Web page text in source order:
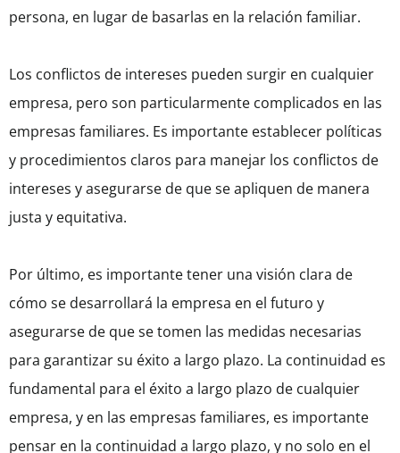
persona, en lugar de basarlas en la relación familiar.
Los conflictos de intereses pueden surgir en cualquier
empresa, pero son particularmente complicados en las
empresas familiares. Es importante establecer políticas
y procedimientos claros para manejar los conflictos de
intereses y asegurarse de que se apliquen de manera
justa y equitativa.
Por último, es importante tener una visión clara de
cómo se desarrollará la empresa en el futuro y
asegurarse de que se tomen las medidas necesarias
para garantizar su éxito a largo plazo. La continuidad es
fundamental para el éxito a largo plazo de cualquier
empresa, y en las empresas familiares, es importante
pensar en la continuidad a largo plazo, y no solo en el